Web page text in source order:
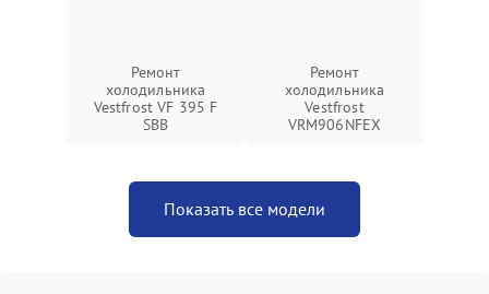
Ремонт
холодильника
Vestfrost VF 395 F
SBB
Ремонт
холодильника
Vestfrost
VRM906NFEX
Показать все модели